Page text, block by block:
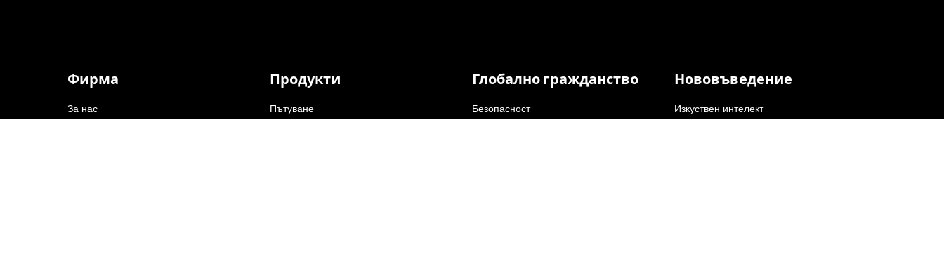
Фирма
За нас
Продукти
Пътуване
Глобално гражданство
Безопасност
Нововъведение
Изкуствен интелект